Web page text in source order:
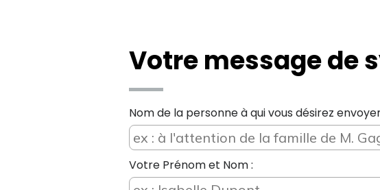
Votre message de
Nom de la personne à qui vous désirez
Votre Prénom et Nom :